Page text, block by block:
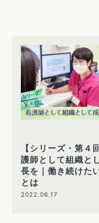
【シリーズ・第４
護師として組織と
長を｜働き続けた
とは
2022.06.17